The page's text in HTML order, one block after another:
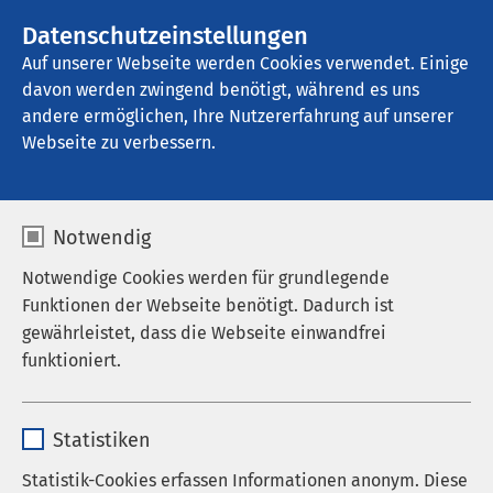
Datenschutzeinstellungen
Auf unserer Webseite werden Cookies verwendet. Einige
davon werden zwingend benötigt, während es uns
andere ermöglichen, Ihre Nutzererfahrung auf unserer
Webseite zu verbessern.
Notwendig
Notwendige Cookies werden für grundlegende
Funktionen der Webseite benötigt. Dadurch ist
gewährleistet, dass die Webseite einwandfrei
funktioniert.
Anbieter sgalinski
Statistiken
Statistik-Cookies erfassen Informationen anonym. Diese
AMEOS Spital Einsiedeln
Allgemein- und
Viszeralchirurgie
Öffnungszeiten Notfallzentrum
Das Notfallzentrum ist an 365 Tagen im Jahr
geöffnet. Unser erfahrenes Team gewährleistet eine
schnelle und kompetente Erstversorgung –